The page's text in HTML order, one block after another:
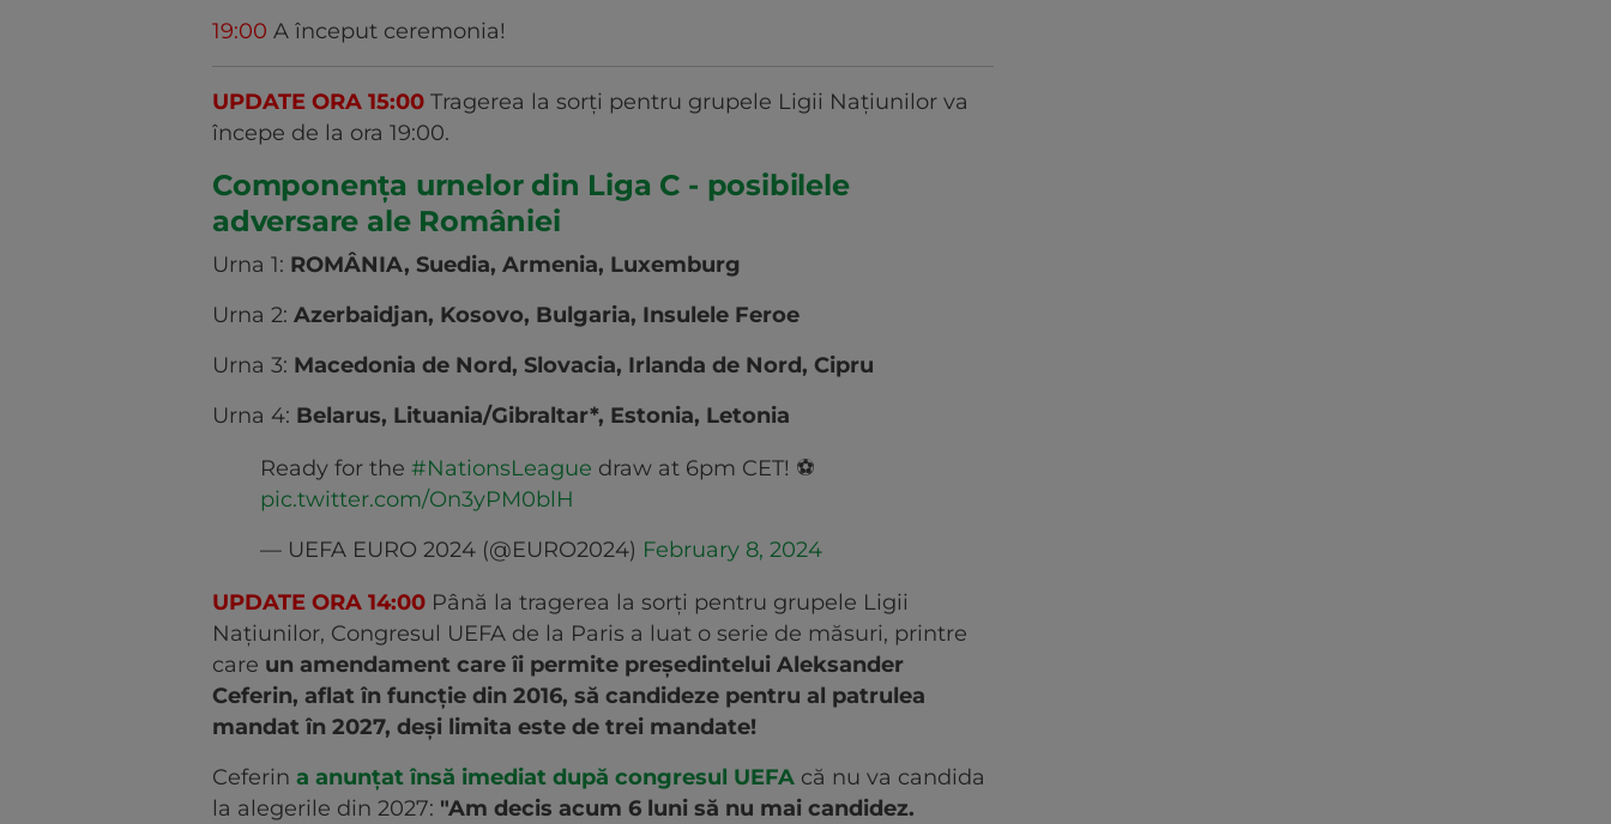
19:00 A început ceremonia!
UPDATE ORA 15:00 Tragerea la sorți pentru grupele Ligii Națiunilor va
începe de la ora 19:00.
Componența urnelor din Liga C - posibilele
adversare ale României
Urna 1: ROMÂNIA, Suedia, Armenia, Luxemburg
Urna 2: Azerbaidjan, Kosovo, Bulgaria, Insulele Feroe
Urna 3: Macedonia de Nord, Slovacia, Irlanda de Nord, Cipru
Urna 4: Belarus, Lituania/Gibraltar*, Estonia, Letonia
Ready for the #NationsLeague draw at 6pm CET! ⚽️
pic.twitter.com/On3yPM0blH
— UEFA EURO 2024 (@EURO2024) February 8, 2024
UPDATE ORA 14:00 Până la tragerea la sorți pentru grupele Ligii
Națiunilor, Congresul UEFA de la Paris a luat o serie de măsuri, printre
care un amendament care îi permite președintelui Aleksander
Ceferin, aflat în funcție din 2016, să candideze pentru al patrulea
mandat în 2027, deși limita este de trei mandate!
Ceferin a anunțat însă imediat după congresul UEFA că nu va candida
la alegerile din 2027: "Am decis acum 6 luni să nu mai candidez.